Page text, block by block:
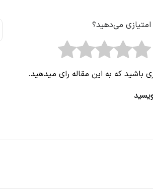
می‌دهید؟
باشید که به این مقاله رای میدهید.